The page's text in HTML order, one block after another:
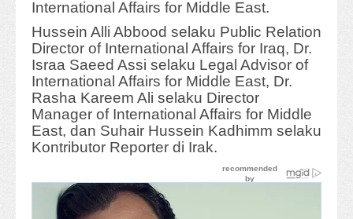
International Affairs for Middle East.
Hussein Alli Abbood selaku Public Relation
Director of International Affairs for Iraq, Dr.
Israa Saeed Assi selaku Legal Advisor of
International Affairs for Middle East, Dr.
Rasha Kareem Ali selaku Director
Manager of International Affairs for Middle
East, dan Suhair Hussein Kadhimm selaku
Kontributor Reporter di Irak.